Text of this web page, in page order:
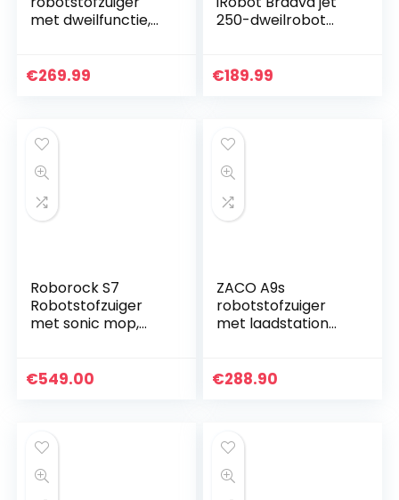
met dweilfunctie,
zuigvermogen,
€269.99
250-dweilrobot
vochtig en nat
€189.99
Roborock S7
Robotstofzuiger
met sonic mop,
automatische lap,
€549.00
ZACO A9s
robotstofzuiger
met laadstation
bediening, 2 uur
€288.90